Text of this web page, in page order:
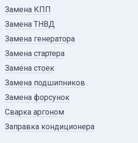
Замена КПП
Замена ТНВД
Замена генератора
Замена стартера
Замена стоек
Замена подшипников
Замена форсунок
Сварка аргоном
Заправка кондиционера